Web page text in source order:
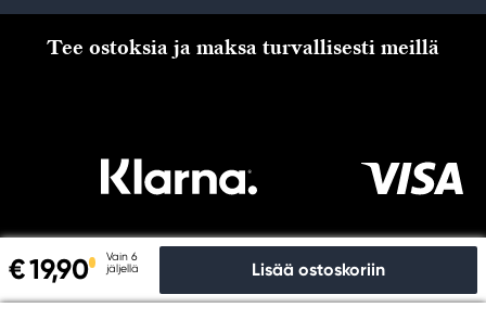
€ 19,90
Vain 6
jäljellä
Lisää ostoskoriin
Tee ostoksia ja maksa turvallisesti meillä